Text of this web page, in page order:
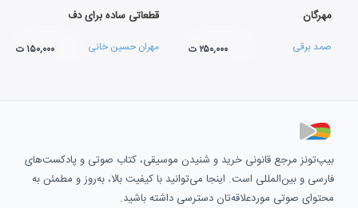
مهرگان
صمد برقی ۲۵۰,۰۰۰ ت
قطعاتی ساده برای دف
مهران حسین خانی ۱۵۰,۰۰۰ ت
بیپ‌تونز مرجع قانونی خرید و شنیدن موسیقی، کتاب صوتی و پادکست‌های
فارسی و بین‌المللی است. اینجا می‌توانید با کیفیت بالا، به‌روز و مطمئن به
محتوای صوتی موردعلاقه‌تان دسترسی داشته باشید.